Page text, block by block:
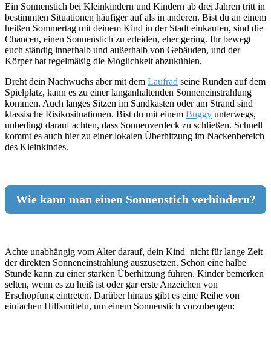
Ein Sonnenstich bei Kleinkindern und Kindern ab drei Jahren tritt in
bestimmten Situationen häufiger auf als in anderen. Bist du an einem
heißen Sommertag mit deinem Kind in der Stadt einkaufen, sind die
Chancen, einen Sonnenstich zu erleiden, eher gering. Ihr bewegt
euch ständig innerhalb und außerhalb von Gebäuden, und der
Körper hat regelmäßig die Möglichkeit abzukühlen.
Dreht dein Nachwuchs aber mit dem Laufrad seine Runden auf dem
Spielplatz, kann es zu einer langanhaltenden Sonneneinstrahlung
kommen. Auch langes Sitzen im Sandkasten oder am Strand sind
klassische Risikosituationen. Bist du mit einem Buggy unterwegs,
unbedingt darauf achten, dass Sonnenverdeck zu schließen. Schnell
kommt es auch hier zu einer lokalen Überhitzung im Nackenbereich
des Kleinkindes.
Wie kann man einen Sonnenstich verhindern?
Achte unabhängig vom Alter darauf, dein Kind nicht für lange Zeit
der direkten Sonneneinstrahlung auszusetzen. Schon eine halbe
Stunde kann zu einer starken Überhitzung führen. Kinder bemerken
selten, wenn es zu heiß ist oder gar erste Anzeichen von
Erschöpfung eintreten. Darüber hinaus gibt es eine Reihe von
einfachen Hilfsmitteln, um einem Sonnenstich vorzubeugen: